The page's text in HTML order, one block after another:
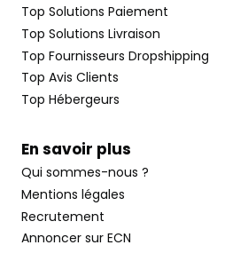
Top Solutions Paiement
Top Solutions Livraison
Top Fournisseurs Dropshipping
Top Avis Clients
Top Hébergeurs
En savoir plus
Qui sommes-nous ?
Mentions légales
Recrutement
Annoncer sur ECN